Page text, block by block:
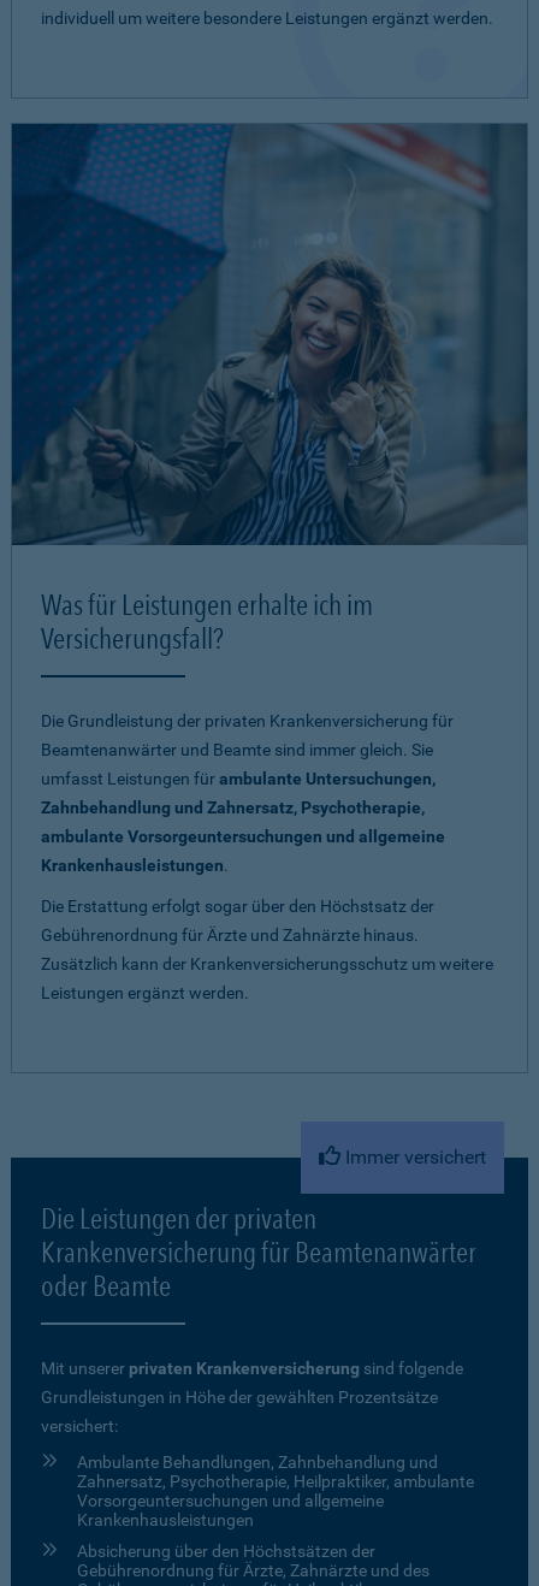
individuell um weitere besondere Leistungen ergänzt werden.
Was für Leistungen erhalte ich im
Versicherungsfall?
Die Grundleistung der privaten Krankenversicherung für
Beamtenanwärter und Beamte sind immer gleich. Sie
umfasst Leistungen fürambulante Untersuchungen,
Zahnbehandlung und Zahnersatz, Psychotherapie,
ambulante Vorsorgeuntersuchungen und allgemeine
Krankenhausleistungen.
Die Erstattung erfolgt sogar über den Höchstsatz der
Gebührenordnung für Ärzte und Zahnärzte hinaus.
Zusätzlich kann der Krankenversicherungsschutz um weitere
Leistungen ergänzt werden.
Immer versichert
Die Leistungen der privaten
Krankenversicherung für Beamtenanwärter
oder Beamte
Mit unserer privaten Krankenversicherung sind folgende
Grundleistungen in Höhe der gewählten Prozentsätze
versichert:
Ambulante Behandlungen, Zahnbehandlung und
Zahnersatz, Psychotherapie, Heilpraktiker, ambulante
Vorsorgeuntersuchungen und allgemeine
Krankenhausleistungen
Absicherung über den Höchstsätzen der
Gebührenordnung für Ärzte, Zahnärzte und des